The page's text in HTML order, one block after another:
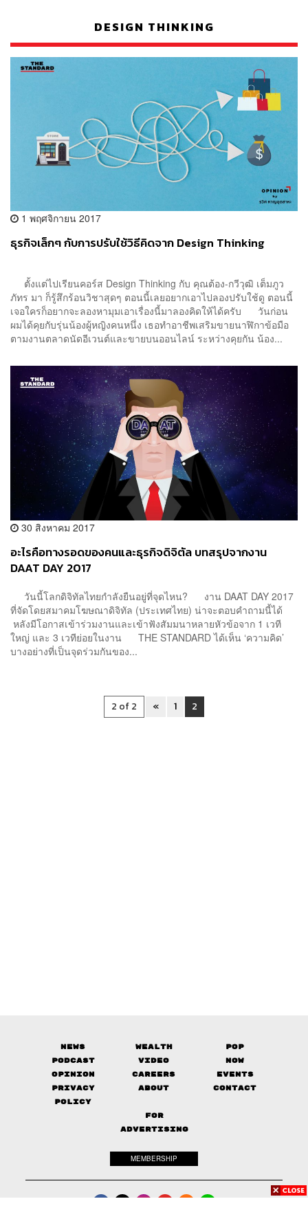
DESIGN THINKING
1 พฤศจิกายน 2017
ธุรกิจเล็กๆ กับการปรับใช้วิธีคิดจาก Design Thinking
ตั้งแต่ไปเรียนคอร์ส Design Thinking กับ คุณต้อง-กวีวุฒิ เต็มภูว
ภัทร มา ก็รู้สึกร้อนวิชาสุดๆ ตอนนี้เลยอยากเอาไปลองปรับใช้ดู ตอนนี้
เจอใครก็อยากจะลองหามุมเอาเรื่องนี้มาลองคิดให้ได้ครับ วันก่อน
ผมได้คุยกับรุ่นน้องผู้หญิงคนหนึ่ง เธอทำอาชีพเสริมขายนาฬิกาข้อมือ
ตามงานตลาดนัดอีเวนต์และขายบนออนไลน์ ระหว่างคุยกัน น้อง...
30 สิงหาคม 2017
อะไรคือทางรอดของคนและธุรกิจดิจิตัล บทสรุปจากงาน
DAAT DAY 2017
วันนี้โลกดิจิทัลไทยกำลังยืนอยู่ที่จุดไหน? งาน DAAT DAY 2017
ที่จัดโดยสมาคมโฆษณาดิจิทัล (ประเทศไทย) น่าจะตอบคำถามนี้ได้
หลังมีโอกาสเข้าร่วมงานและเข้าฟังสัมมนาหลายหัวข้อจาก 1 เวที
ใหญ่ และ 3 เวทีย่อยในงาน THE STANDARD ได้เห็น ‘ความคิด’
บางอย่างที่เป็นจุดร่วมกันของ...
2 of 2 « 1 2
News Wealth
Pop
Podcast
Video
Now
Opinion
Careers
Events
Privacy
Policy
About Contact
FOR
ADVERTISING
MEMBERSHIP